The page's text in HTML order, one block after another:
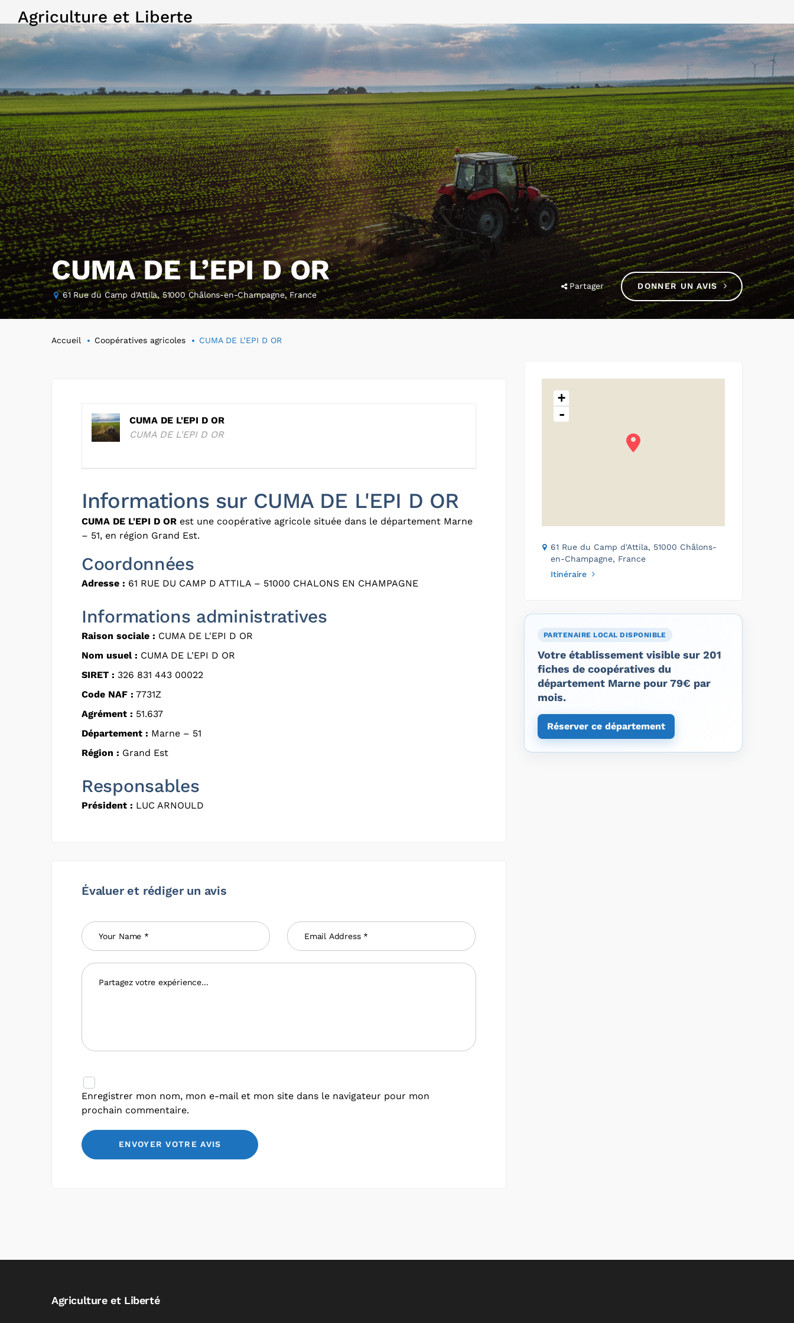
Agriculture et Liberte
CUMA DE L’EPI D OR
61 Rue du Camp d'Attila, 51000 Châlons-en-Champagne, France
Partager DONNER UN AVIS
Accueil Coopératives agricoles CUMA DE L’EPI D OR
CUMA DE L'EPI D OR
CUMA DE L'EPI D OR
Informations sur CUMA DE L'EPI D OR
CUMA DE L'EPI D OR est une coopérative agricole située dans le département Marne
– 51, en région Grand Est.
Coordonnées
Adresse : 61 RUE DU CAMP D ATTILA – 51000 CHALONS EN CHAMPAGNE
Informations administratives
Raison sociale : CUMA DE L'EPI D OR
Nom usuel : CUMA DE L'EPI D OR
SIRET : 326 831 443 00022
Code NAF : 7731Z
Agrément : 51.637
Département : Marne – 51
Région : Grand Est
Responsables
Président : LUC ARNOULD
Évaluer et rédiger un avis
Enregistrer mon nom, mon e-mail et mon site dans le navigateur pour mon
prochain commentaire.
+
-
61 Rue du Camp d'Attila, 51000 Châlons-
en-Champagne, France
Itinéraire
PARTENAIRE LOCAL DISPONIBLE
Votre établissement visible sur 201
fiches de coopératives du
département Marne pour 79€ par
mois.
Réserver ce département
Agriculture et Liberté